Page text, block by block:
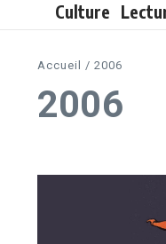
Culture
Accueil / 2006
2006